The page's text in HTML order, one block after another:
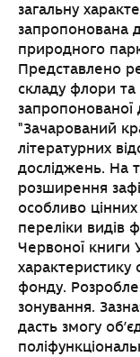
загальну
запропонована
природного
Представлено
складу флори та
"Зачарований
літературних
досліджень. На
розширення
особливо
переліки видів
Червоної книги
характеристику
фонду.
зонування.
дасть змогу